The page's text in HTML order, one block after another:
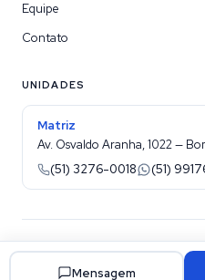
Mensagem
Equipe
Contato
UNIDADES
Matriz
Av. Osvaldo Aranha, 1022 —
(51) 3276-0018
(51)
©2026Kotel Imobiliária.
Site para
Política